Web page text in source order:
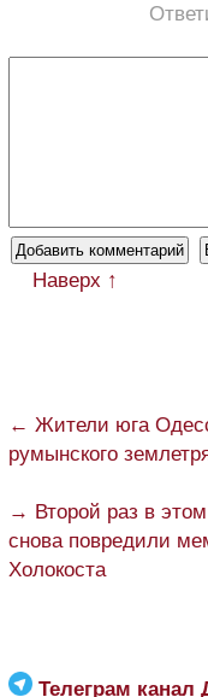
Наверх ↑
← Жители юга
румынского
→ Второй раз в
снова повредили
Холокоста
Телеграм канал